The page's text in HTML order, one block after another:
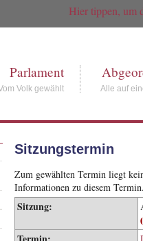
Hier tippen, um
Parlament
Volk gewählt Alle auf
Sitzungstermin
Zum gewählten Termin liegt
Informationen zu diesem
Sitzung: